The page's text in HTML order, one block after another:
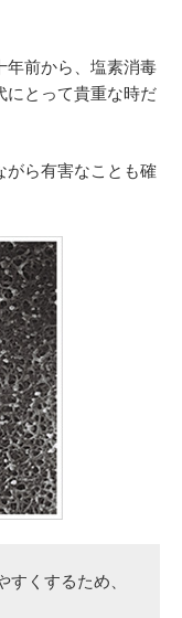
年前から、塩素消毒
にとって貴重な時だ
がら有害なことも確
くするため、